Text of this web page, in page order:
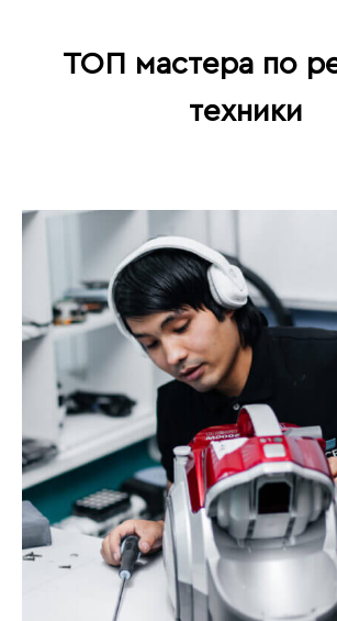
ТОП мастера по
техники